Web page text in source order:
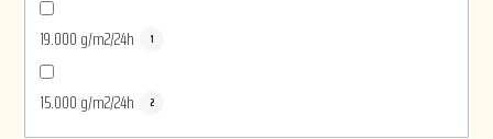
19.000 g/m2/24h 1
15.000 g/m2/24h 2